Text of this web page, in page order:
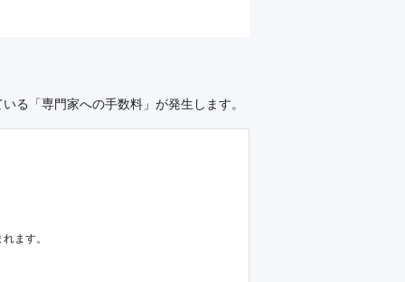
る「専門家への手数料」が発生します。
ます。